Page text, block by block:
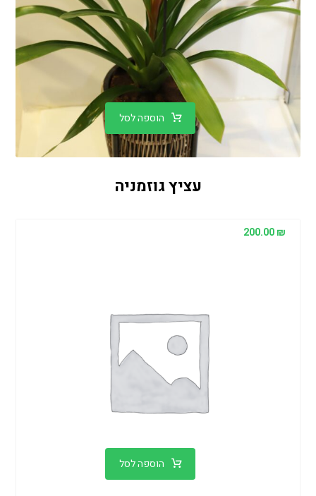
עציץ גוזמניה
הוספה לסל
200.00₪
הוספה לסל